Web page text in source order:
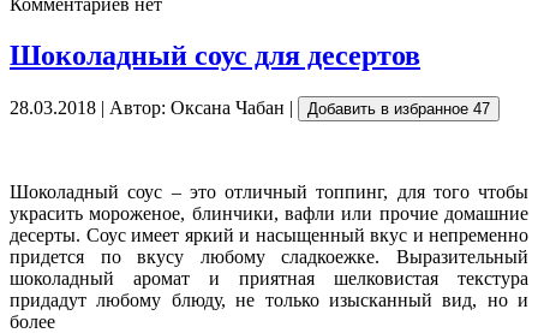
Шоколадный соус для десертов
28.03.2018 | Автор: Оксана Чабан | Добавить в избранное 47
Шоколадный соус – это отличный топпинг, для того чтобы
украсить мороженое, блинчики, вафли или прочие домашние
десерты. Соус имеет яркий и насыщенный вкус и непременно
придется по вкусу любому сладкоежке. Выразительный
шоколадный аромат и приятная шелковистая текстура
придадут любому блюду, не только изысканный вид, но и
более